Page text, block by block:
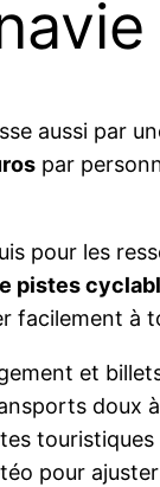
aussi par
par
pour les
pistes
facilement à
et
doux
pour